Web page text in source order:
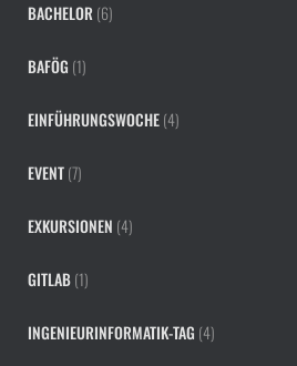
BACHELOR (6)
BAFÖG (1)
EINFÜHRUNGSWOCHE(4)
EVENT(7)
EXKURSIONEN (4)
GITLAB(1)
INGENIEURINFORMATIK-TAG (4)